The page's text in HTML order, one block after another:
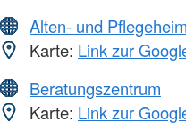
Alten- und
Karte: Link zur
Beratungszentrum
Karte: Link zur